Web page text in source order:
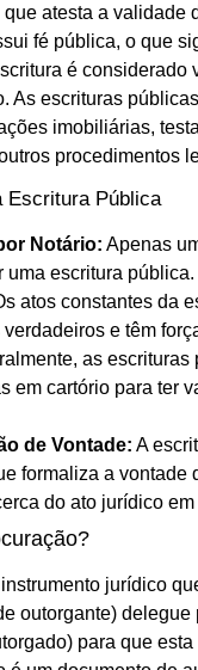
atesta a validade
fé pública, o que
é considerado
As escrituras
imobiliárias,
procedimentos
Escritura Pública
Notário: Apenas
uma escritura pública.
atos constantes da
e têm
as escrituras
em cartório para ter
de Vontade: A
formaliza a vontade
do ato jurídico em
jurídico
outorgante) delegue
para que